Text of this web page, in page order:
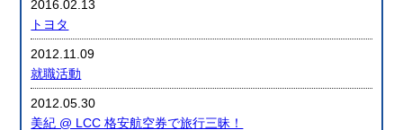
2016.02.13
トヨタ
2012.11.09
就職活動
2012.05.30
美紀 @ LCC 格安航空券で旅行三昧！